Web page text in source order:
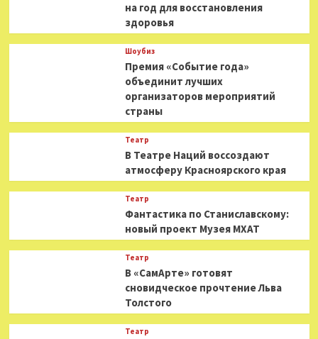
на год для восстановления
здоровья
Шоубиз
Премия «Событие года»
объединит лучших
организаторов мероприятий
страны
Театр
В Театре Наций воссоздают
атмосферу Красноярского края
Театр
Фантастика по Станиславскому:
новый проект Музея МХАТ
Театр
В «СамАрте» готовят
сновидческое прочтение Льва
Толстого
Театр